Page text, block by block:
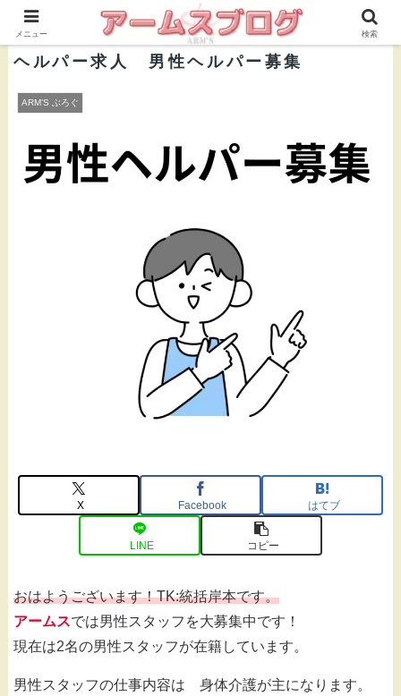
株式会社ＡＲＭ’Ｓ 公式ブログ
ヘルパー求人 男性ヘルパー募集
ARM’S ぶろぐ
X Facebook はてブ
LINE コピー
おはようございます！TK:統括岸本です。
アームスでは男性スタッフを大募集中です！
現在は2名の男性スタッフが在籍しています。
男性スタッフの仕事内容は 身体介護が主になります。
メニュー 検索